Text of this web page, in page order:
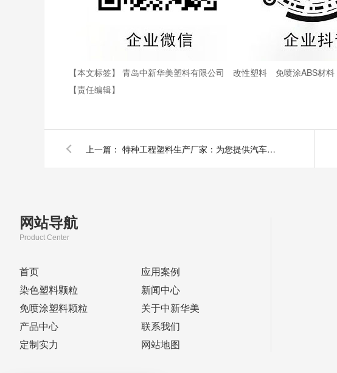
【本文标签】 青岛中新华美塑料有限公司 改性塑料
免喷涂ABS材料
【责任编辑】
上一篇： 特种工程塑料生产厂家：为您提供汽车发动机部件用玻纤增强PPA材料方案
网站导航
Product Center
首页
应用案例
染色塑料颗粒
新闻中心
免喷涂塑料颗粒
关于中新华美
产品中心
联系我们
定制实力
网站地图